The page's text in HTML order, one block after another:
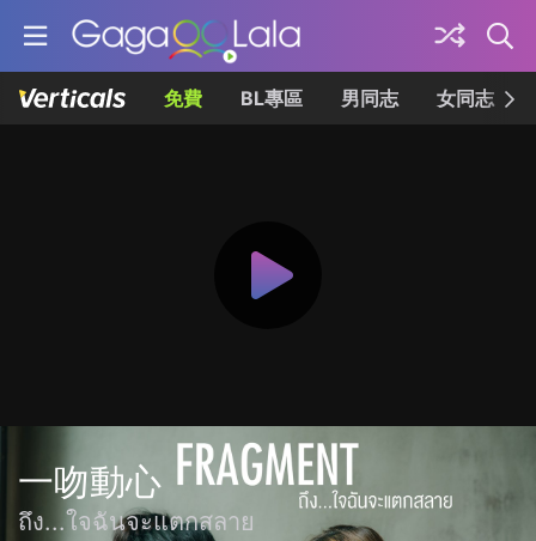
免費 BL專區 男同志 女同志
一吻動心
ถึง...ใจฉันจะแตกสลาย